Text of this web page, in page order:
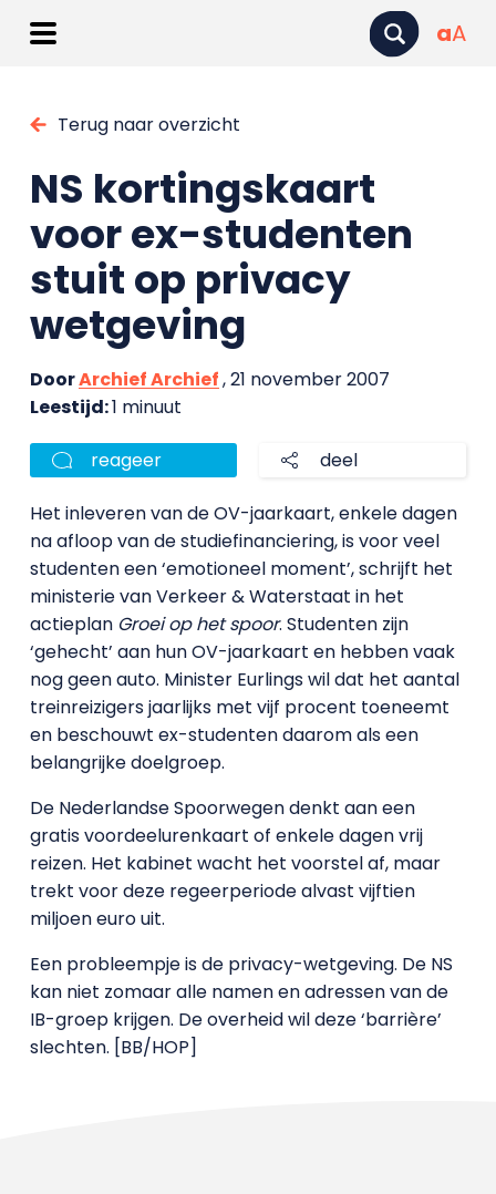
aA
Terug naar overzicht
NS kortingskaart
voor ex-studenten
stuit op privacy
wetgeving
DoorArchief Archief, 21 november 2007
Leestijd:1 minuut
reageer deel
Het inleveren van de OV-jaarkaart, enkele dagen
na afloop van de studiefinanciering, is voor veel
studenten een ‘emotioneel moment’, schrijft het
ministerie van Verkeer & Waterstaat in het
actieplan Groei op het spoor. Studenten zijn
‘gehecht’ aan hun OV-jaarkaart en hebben vaak
nog geen auto. Minister Eurlings wil dat het aantal
treinreizigers jaarlijks met vijf procent toeneemt
en beschouwt ex-studenten daarom als een
belangrijke doelgroep.
De Nederlandse Spoorwegen denkt aan een
gratis voordeelurenkaart of enkele dagen vrij
reizen. Het kabinet wacht het voorstel af, maar
trekt voor deze regeerperiode alvast vijftien
miljoen euro uit.
Een probleempje is de privacy-wetgeving. De NS
kan niet zomaar alle namen en adressen van de
IB-groep krijgen. De overheid wil deze ‘barrière’
slechten. [BB/HOP]